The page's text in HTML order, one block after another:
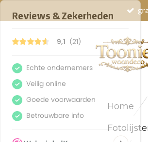
direct
Home